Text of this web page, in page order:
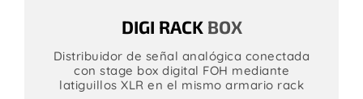
DIGI RACKBOX
Distribuidor de señal analógica conectada
con stage box digital FOH mediante
latiguillos XLR en el mismo armario rack